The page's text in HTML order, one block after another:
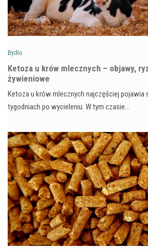
Bydło
Ketoza u krów mlecznych – objawy,
żywieniowe
Ketoza u krów mlecznych najczęściej pojawia
tygodniach po wycieleniu. W tym czasie…